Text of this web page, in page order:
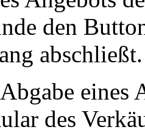
den
abschließt.
eines
des